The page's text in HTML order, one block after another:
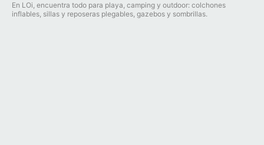
En LOi, encuentra todo para playa, camping y outdoor: colchones
inflables, sillas y reposeras plegables, gazebos y sombrillas.